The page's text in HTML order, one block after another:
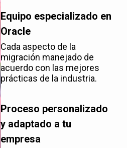
Equipo especializado en
Oracle
Cada aspecto de la
migración manejado de
acuerdo con las mejores
prácticas de la industria.
Proceso personalizado
y adaptado a tu
empresa